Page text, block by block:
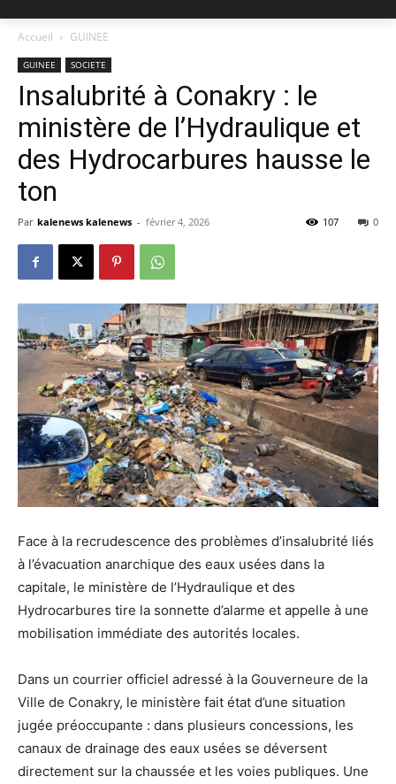
Accueil GUINEE
GUINEE SOCIETE
Insalubrité à Conakry : le
ministère de l’Hydraulique et
des Hydrocarbures hausse le
ton
Par kalenews kalenews - février 4, 2026 0
107
Face à la recrudescence des problèmes d’insalubrité liés
à l’évacuation anarchique des eaux usées dans la
capitale, le ministère de l’Hydraulique et des
Hydrocarbures tire la sonnette d’alarme et appelle à une
mobilisation immédiate des autorités locales.
Dans un courrier officiel adressé à la Gouverneure de la
Ville de Conakry, le ministère fait état d’une situation
jugée préoccupante : dans plusieurs concessions, les
canaux de drainage des eaux usées se déversent
directement sur la chaussée et les voies publiques. Une